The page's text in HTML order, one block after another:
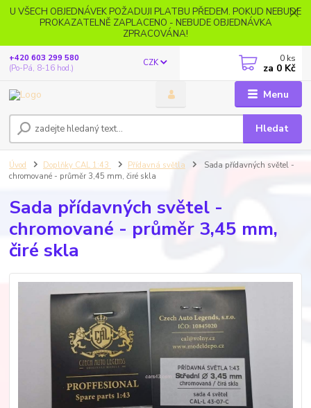
U VŠECH OBJEDNÁVEK POŽADUJI PLATBU PŘEDEM. POKUD NEBUDE
PROKAZATELNĚ ZAPLACENO - NEBUDE OBJEDNÁVKA
ZPRACOVÁNA!
Menu
CZK
Hledat
+420 603 299 580
(Po-Pá, 8-16 hod.)
0 ks
za 0 Kč
Úvod Doplňky CAL 1:43 Přídavná světla
Sada přídavných světel -
chromované - průměr 3,45 mm, čiré skla
Sada přídavných světel -
chromované - průměr 3,45 mm,
čiré skla